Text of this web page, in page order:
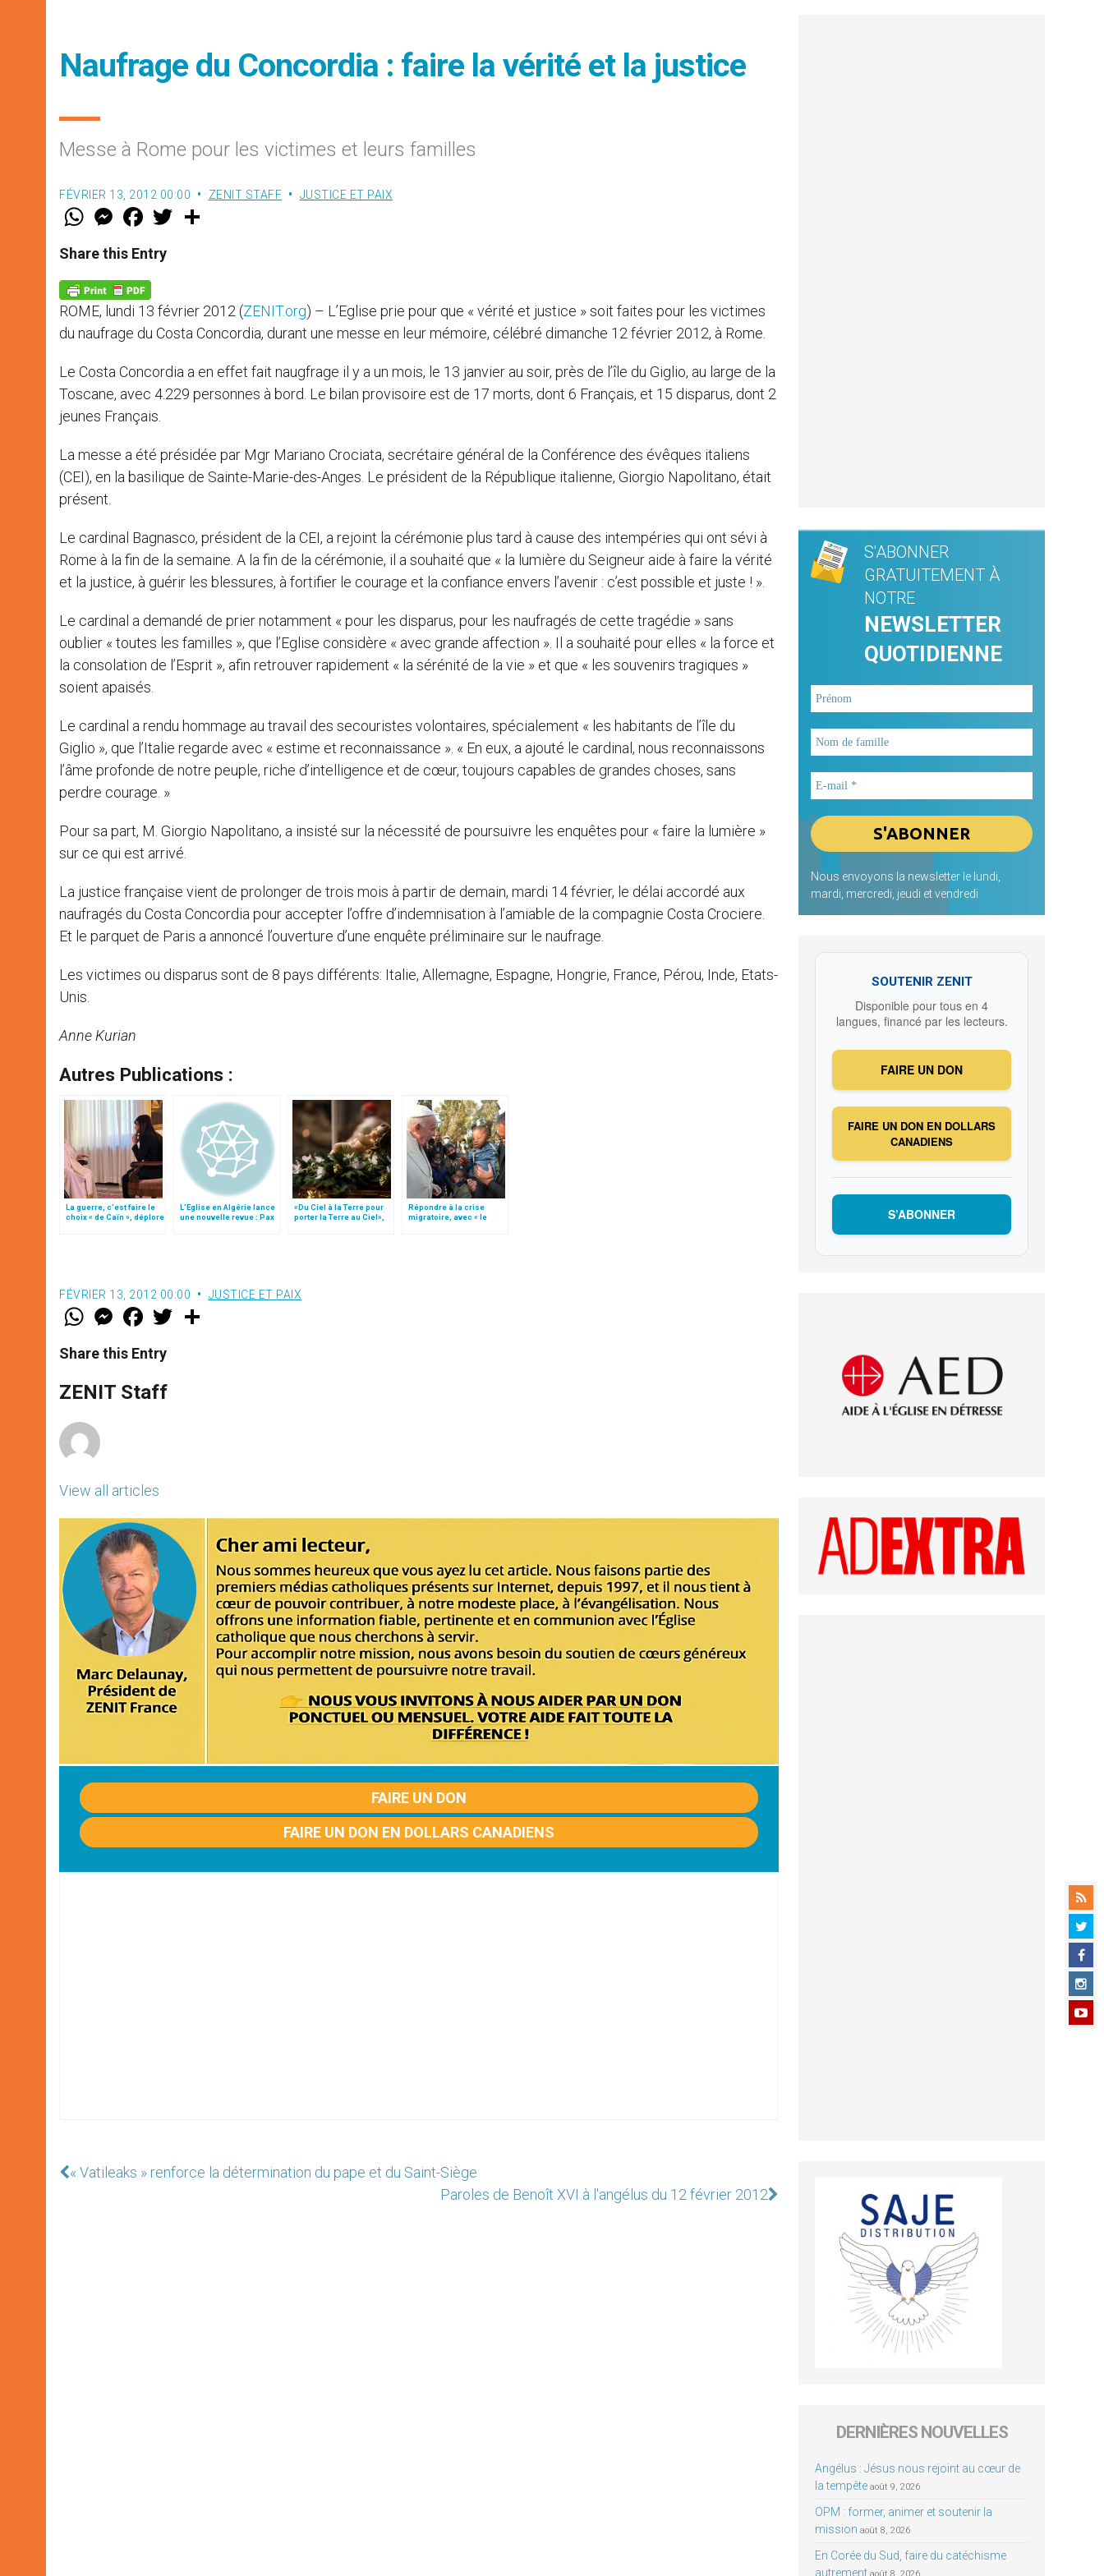
Naufrage du Concordia : faire la vérité et la justice
Messe à Rome pour les victimes et leurs familles
FÉVRIER 13, 2012 00:00 ZENIT STAFF JUSTICE ET PAIX
W
t
s
p
p
M
e
s
e
g
e
r
F
a
e
b
k
w
Share this Entry
ROME, lundi 13 février 2012 (ZENIT.org) – L’Eglise prie pour que « vérité et justice » soit faites pour les victimes
du naufrage du Costa Concordia, durant une messe en leur mémoire, célébré dimanche 12 février 2012, à Rome.
Le Costa Concordia a en effet fait naugfrage il y a un mois, le 13 janvier au soir, près de l’île du Giglio, au large de la
Toscane, avec 4.229 personnes à bord. Le bilan provisoire est de 17 morts, dont 6 Français, et 15 disparus, dont 2
jeunes Français.
La messe a été présidée par Mgr Mariano Crociata, secrétaire général de la Conférence des évêques italiens
(CEI), en la basilique de Sainte-Marie-des-Anges. Le président de la République italienne, Giorgio Napolitano, était
présent.
Le cardinal Bagnasco, président de la CEI, a rejoint la cérémonie plus tard à cause des intempéries qui ont sévi à
Rome à la fin de la semaine. A la fin de la cérémonie, il a souhaité que « la lumière du Seigneur aide à faire la vérité
et la justice, à guérir les blessures, à fortifier le courage et la confiance envers l’avenir : c’est possible et juste ! ».
Le cardinal a demandé de prier notamment « pour les disparus, pour les naufragés de cette tragédie » sans
oublier « toutes les familles », que l’Eglise considère « avec grande affection ». Il a souhaité pour elles « la force et
la consolation de l’Esprit », afin retrouver rapidement « la sérénité de la vie » et que « les souvenirs tragiques »
soient apaisés.
Le cardinal a rendu hommage au travail des secouristes volontaires, spécialement « les habitants de l’île du
Giglio », que l’Italie regarde avec « estime et reconnaissance ». « En eux, a ajouté le cardinal, nous reconnaissons
l’âme profonde de notre peuple, riche d’intelligence et de cœur, toujours capables de grandes choses, sans
perdre courage. »
Pour sa part, M. Giorgio Napolitano, a insisté sur la nécessité de poursuivre les enquêtes pour « faire la lumière »
sur ce qui est arrivé.
La justice française vient de prolonger de trois mois à partir de demain, mardi 14 février, le délai accordé aux
naufragés du Costa Concordia pour accepter l’offre d’indemnisation à l’amiable de la compagnie Costa Crociere.
Et le parquet de Paris a annoncé l’ouverture d’une enquête préliminaire sur le naufrage.
Les victimes ou disparus sont de 8 pays différents: Italie, Allemagne, Espagne, Hongrie, France, Pérou, Inde, Etats-
Unis.
Anne Kurian
Autres Publications :
La guerre, c’est faire le
choix « de Caïn », déplore
L’Eglise en Algérie lance
une nouvelle revue : Pax
«Du Ciel à la Terre pour
porter la Terre au Ciel»,
Répondre à la crise
migratoire, avec « le
FÉVRIER 13, 2012 00:00 JUSTICE ET PAIX
W
t
s
p
p
M
e
s
e
g
e
F
a
e
b
o
k
w
Share this Entry
ZENIT Staff
View all articles
FAIRE UN DON
FAIRE UN DON EN DOLLARS CANADIENS
« Vatileaks » renforce la détermination du pape et du Saint-Siège
Paroles de Benoît XVI à l'angélus du 12 février 2012
S'ABONNER
GRATUITEMENT À
NOTRE
NEWSLETTER
QUOTIDIENNE
Nous envoyons la newsletter le lundi,
mardi, mercredi, jeudi et vendredi
SOUTENIR ZENIT
Disponible pour tous en 4
langues, financé par les lecteurs.
FAIRE UN DON
FAIRE UN DON EN DOLLARS
CANADIENS
S’ABONNER
DERNIÈRES NOUVELLES
Angélus : Jésus nous rejoint au cœur de
la tempête août 9, 2026
OPM : former, animer et soutenir la
mission août 8, 2026
En Corée du Sud, faire du catéchisme
autrement